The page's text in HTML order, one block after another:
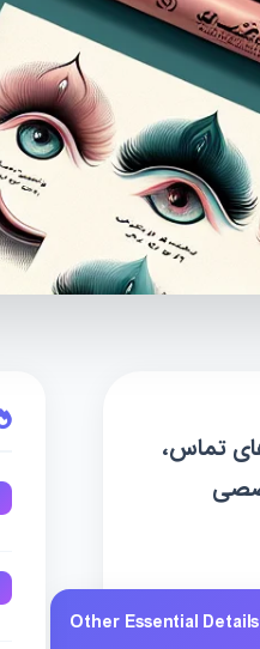
تماس،
Other Essential Details